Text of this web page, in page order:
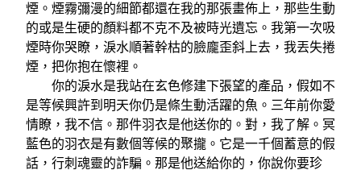
煙。煙霧彌漫的細節都還在我的那張畫佈上，那些生動
的或是生硬的顏料都不克不及被時光遺忘。我第一次吸
煙時你哭瞭，淚水順著幹枯的臉龐歪斜上去，我丟失捲
煙，把你抱在懷裡。
你的淚水是我站在玄色修建下張望的產品，假如不
是等候興許到明天你仍是條生動活躍的魚。三年前你愛
情瞭，我不信。那件羽衣是他送你的。對，我了解。冥
藍色的羽衣是有數個等候的聚攏。它是一千個蓄意的假
話，行刺魂靈的詐騙。那是他送給你的，你說你要珍